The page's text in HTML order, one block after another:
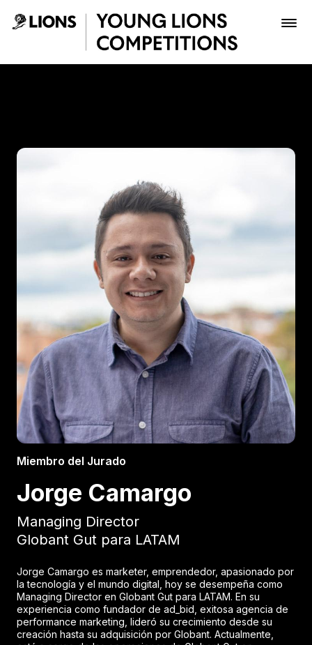
Saltar al contenido principal
Inscribir
Boletería
Miembro del Jurado
Jorge Camargo
Managing Director
Globant Gut para LATAM
Jorge Camargo es marketer, emprendedor, apasionado por
la tecnología y el mundo digital, hoy se desempeña como
Managing Director en Globant Gut para LATAM. En su
experiencia como fundador de ad_bid, exitosa agencia de
performance marketing, lideró su crecimiento desde su
creación hasta su adquisición por Globant. Actualmente,